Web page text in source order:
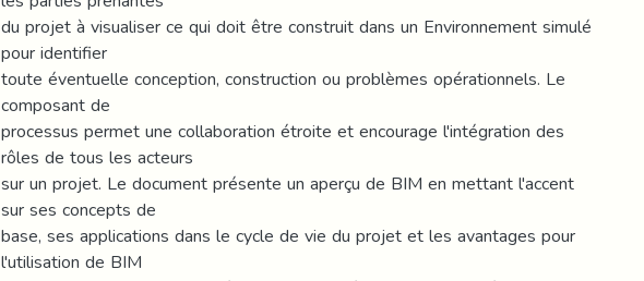
du projet à visualiser ce qui doit être construit dans un Environnement simulé
pour identifier
toute éventuelle conception, construction ou problèmes opérationnels. Le
composant de
processus permet une collaboration étroite et encourage l'intégration des
rôles de tous les acteurs
sur un projet. Le document présente un aperçu de BIM en mettant l'accent
sur ses concepts de
base, ses applications dans le cycle de vie du projet et les avantages pour
l'utilisation de BIM